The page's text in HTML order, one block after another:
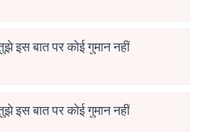
इस बात पर कोई गुमान नहीं
इस बात पर कोई गुमान नहीं